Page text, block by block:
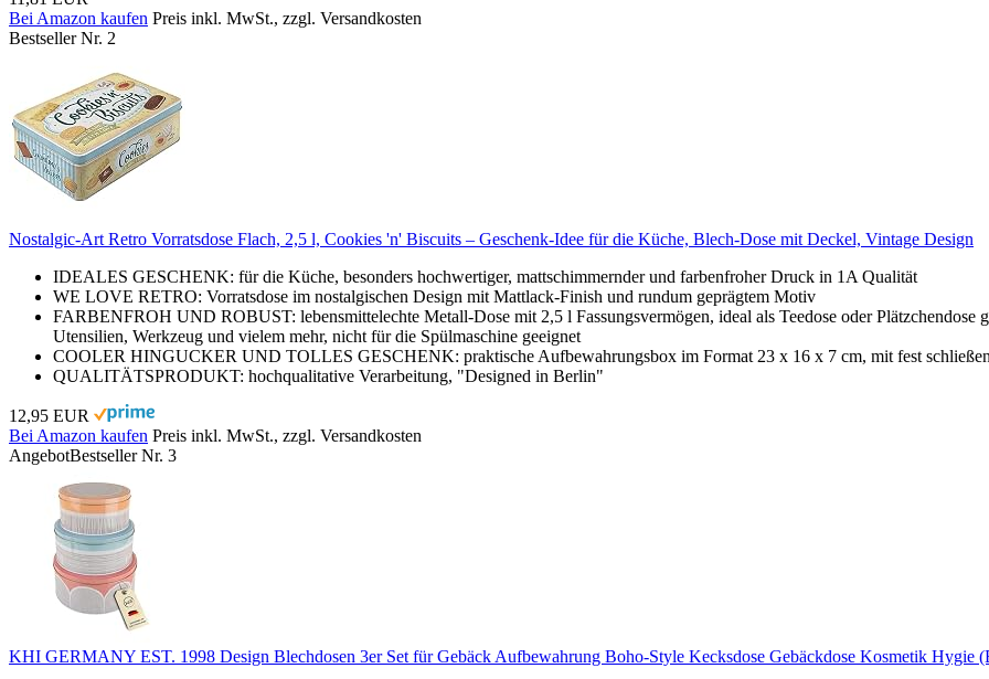
Bei Amazon kaufen Preis inkl. MwSt., zzgl. Versandkosten
Bestseller Nr. 2
Nostalgic-Art Retro Vorratsdose Flach, 2,5 l, Cookies 'n' Biscuits – Geschenk-Idee für die Küche, Blech-Dose mit Deckel, Vintage Design
IDEALES GESCHENK: für die Küche, besonders hochwertiger, mattschimmernder und farbenfroher Druck in 1A Qualität
WE LOVE RETRO: Vorratsdose im nostalgischen Design mit Mattlack-Finish und rundum geprägtem Motiv
FARBENFROH UND ROBUST: lebensmittelechte Metall-Dose mit 2,5 l Fassungsvermögen, ideal als Teedose oder Plätzchendose
Utensilien, Werkzeug und vielem mehr, nicht für die Spülmaschine geeignet
COOLER HINGUCKER UND TOLLES GESCHENK: praktische Aufbewahrungsbox im Format 23 x 16 x 7 cm, mit fest
QUALITÄTSPRODUKT: hochqualitative Verarbeitung, "Designed in Berlin"
12,95 EUR
Bei Amazon kaufen Preis inkl. MwSt., zzgl. Versandkosten
AngebotBestseller Nr. 3
KHI GERMANY EST. 1998 Design Blechdosen 3er Set für Gebäck Aufbewahrung Boho-Style Kecksdose Gebäckdose Kosmetik Hygie